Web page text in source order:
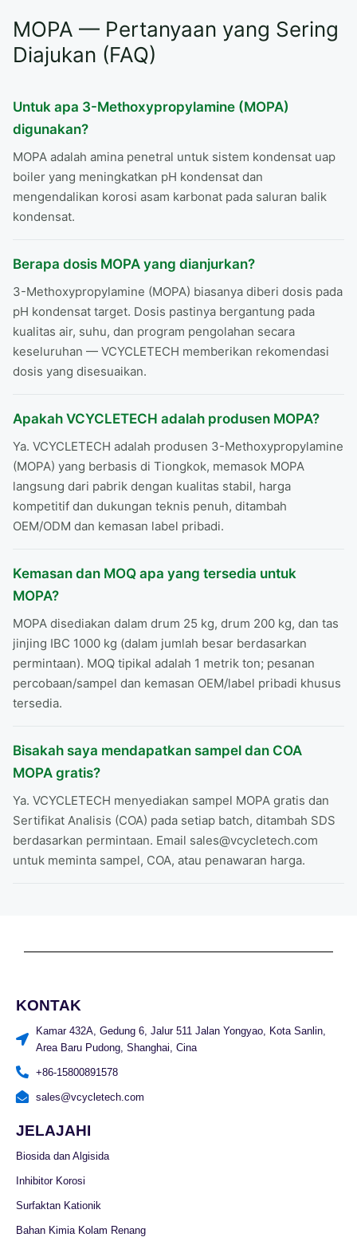
MOPA — Pertanyaan yang Sering
Diajukan (FAQ)
Untuk apa 3-Methoxypropylamine (MOPA)
digunakan?
MOPA adalah amina penetral untuk sistem kondensat uap
boiler yang meningkatkan pH kondensat dan
mengendalikan korosi asam karbonat pada saluran balik
kondensat.
Berapa dosis MOPA yang dianjurkan?
3-Methoxypropylamine (MOPA) biasanya diberi dosis pada
pH kondensat target. Dosis pastinya bergantung pada
kualitas air, suhu, dan program pengolahan secara
keseluruhan — VCYCLETECH memberikan rekomendasi
dosis yang disesuaikan.
Apakah VCYCLETECH adalah produsen MOPA?
Ya. VCYCLETECH adalah produsen 3-Methoxypropylamine
(MOPA) yang berbasis di Tiongkok, memasok MOPA
langsung dari pabrik dengan kualitas stabil, harga
kompetitif dan dukungan teknis penuh, ditambah
OEM/ODM dan kemasan label pribadi.
Kemasan dan MOQ apa ​​yang tersedia untuk
MOPA?
MOPA disediakan dalam drum 25 kg, drum 200 kg, dan tas
jinjing IBC 1000 kg (dalam jumlah besar berdasarkan
permintaan). MOQ tipikal adalah 1 metrik ton; pesanan
percobaan/sampel dan kemasan OEM/label pribadi khusus
tersedia.
Bisakah saya mendapatkan sampel dan COA
MOPA gratis?
Ya. VCYCLETECH menyediakan sampel MOPA gratis dan
Sertifikat Analisis (COA) pada setiap batch, ditambah SDS
berdasarkan permintaan. Email sales@vcycletech.com
untuk meminta sampel, COA, atau penawaran harga.
KONTAK
Kamar 432A, Gedung 6, Jalur 511 Jalan Yongyao, Kota Sanlin,
Area Baru Pudong, Shanghai, Cina
+86-15800891578
sales@vcycletech.com
JELAJAHI
Biosida dan Algisida
Inhibitor Korosi
Surfaktan Kationik
Bahan Kimia Kolam Renang